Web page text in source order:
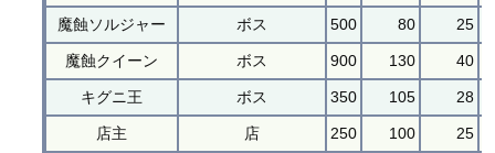
魔蝕ソルジャー ボス 500 80 25
魔蝕クイーン ボス 900 130 40
キグニ王 ボス 350 105 28
店主 店 250 100 25